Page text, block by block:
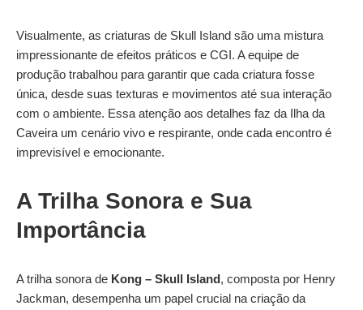
Visualmente, as criaturas de Skull Island são uma mistura
impressionante de efeitos práticos e CGI. A equipe de
produção trabalhou para garantir que cada criatura fosse
única, desde suas texturas e movimentos até sua interação
com o ambiente. Essa atenção aos detalhes faz da Ilha da
Caveira um cenário vivo e respirante, onde cada encontro é
imprevisível e emocionante.
A Trilha Sonora e Sua
Importância
A trilha sonora de Kong – Skull Island, composta por Henry
Jackman, desempenha um papel crucial na criação da